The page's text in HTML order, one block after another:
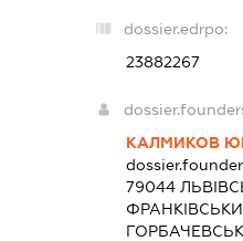
dossier.edrpo:
23882267
КАЛМИКОВ
79044